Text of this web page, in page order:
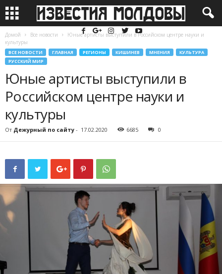
Домой Все новости
Юные артисты выступили в Российском центре науки и
культуры
ВСЕ НОВОСТИ ГЛАВНАЯ РЕГИОНЫ КИШИНЕВ МНЕНИЯ
КУЛЬТУРА
РУССКИЙ МИР
Юные артисты выступили в
Российском центре науки и
культуры
От Дежурный по сайту - 17.02.2020 6685 0